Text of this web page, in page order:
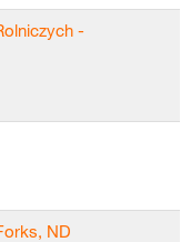
-
ND